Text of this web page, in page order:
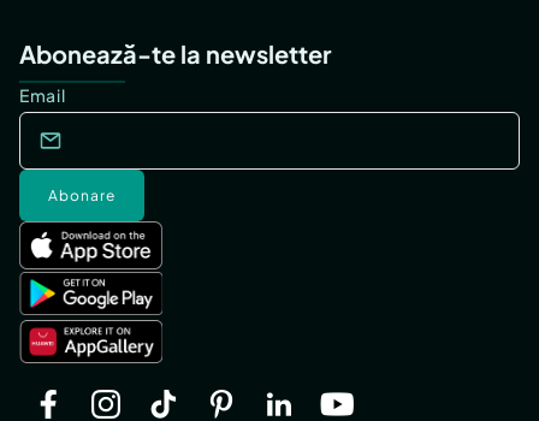
Abonează-te la newsletter
Email
Abonare